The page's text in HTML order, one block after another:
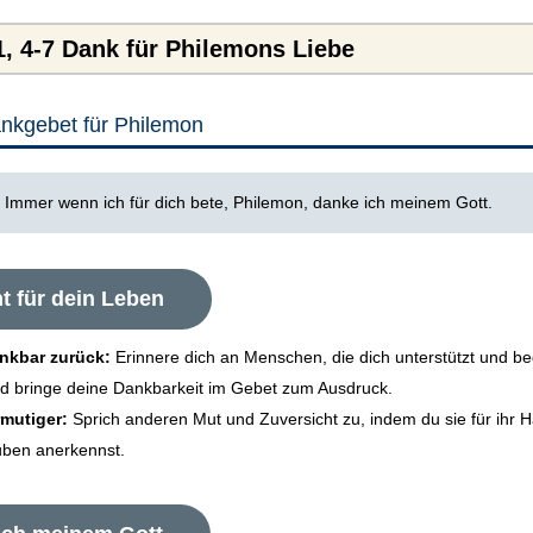
4-7 Dank für Philemons Liebe
für Philemon
Immer wenn ich für dich bete, Philemon, danke ich meinem Gott.
für dein Leben
zurück: Erinnere dich an Menschen, die dich unterstützt und
bringe deine Dankbarkeit im Gebet zum Ausdruck.
Sprich anderen Mut und Zuversicht zu, indem du sie für ihr
anerkennst.